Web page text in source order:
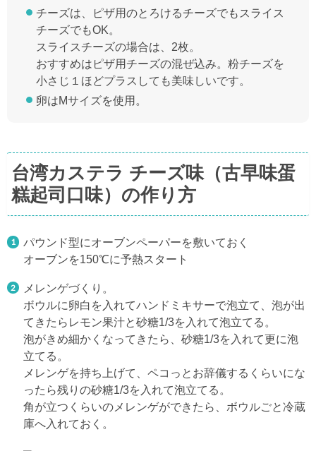
チーズは、ピザ用のとろけるチーズでもスライス
チーズでもOK。
スライスチーズの場合は、2枚。
おすすめはピザ用チーズの混ぜ込み。粉チーズを
小さじ１ほどプラスしても美味しいです。
卵はMサイズを使用。
台湾カステラ チーズ味（古早味蛋
糕起司口味）の作り方
パウンド型にオーブンペーパーを敷いておく
オーブンを150℃に予熱スタート
メレンゲづくり。
ボウルに卵白を入れてハンドミキサーで泡立て、泡が出
てきたらレモン果汁と砂糖1/3を入れて泡立てる。
泡がきめ細かくなってきたら、砂糖1/3を入れて更に泡
立てる。
メレンゲを持ち上げて、ペコっとお辞儀するくらいにな
ったら残りの砂糖1/3を入れて泡立てる。
角が立つくらいのメレンゲができたら、ボウルごと冷蔵
庫へ入れておく。